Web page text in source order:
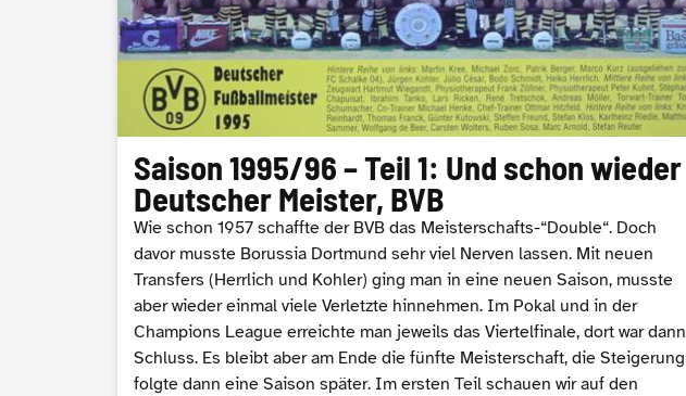
Saison 1995/96 – Teil 1: Und schon wieder
Deutscher Meister, BVB
Wie schon 1957 schaffte der BVB das Meisterschafts-“Double“. Doch
davor musste Borussia Dortmund sehr viel Nerven lassen. Mit neuen
Transfers (Herrlich und Kohler) ging man in eine neuen Saison, musste
aber wieder einmal viele Verletzte hinnehmen. Im Pokal und in der
Champions League erreichte man jeweils das Viertelfinale, dort war dann
Schluss. Es bleibt aber am Ende die fünfte Meisterschaft, die Steigerung
folgte dann eine Saison später. Im ersten Teil schauen wir auf den